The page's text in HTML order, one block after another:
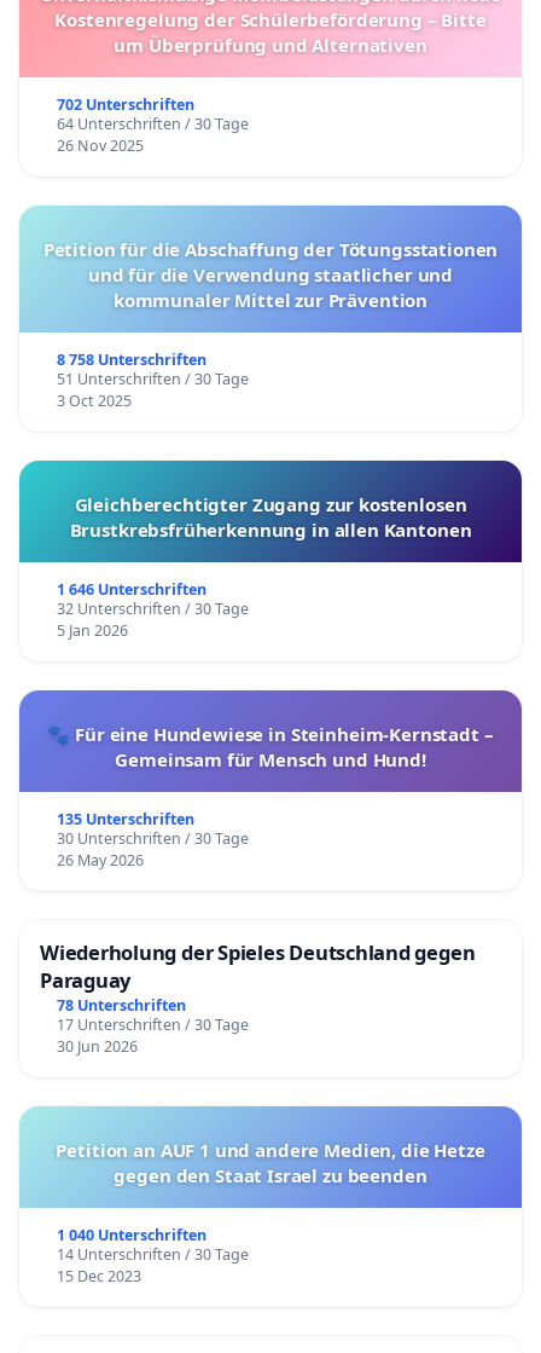
Kostenregelung der Schülerbeförderung – Bitte
um Überprüfung und Alternativen
702 Unterschriften
64 Unterschriften / 30 Tage
26 Nov 2025
Petition für die Abschaffung der Tötungsstationen
und für die Verwendung staatlicher und
kommunaler Mittel zur Prävention
8 758 Unterschriften
51 Unterschriften / 30 Tage
3 Oct 2025
Gleichberechtigter Zugang zur kostenlosen
Brustkrebsfrüherkennung in allen Kantonen
1 646 Unterschriften
32 Unterschriften / 30 Tage
5 Jan 2026
🐾 Für eine Hundewiese in Steinheim-Kernstadt –
Gemeinsam für Mensch und Hund!
135 Unterschriften
30 Unterschriften / 30 Tage
26 May 2026
Wiederholung der Spieles Deutschland gegen
Paraguay
78 Unterschriften
17 Unterschriften / 30 Tage
30 Jun 2026
Petition an AUF 1 und andere Medien, die Hetze
gegen den Staat Israel zu beenden
1 040 Unterschriften
14 Unterschriften / 30 Tage
15 Dec 2023